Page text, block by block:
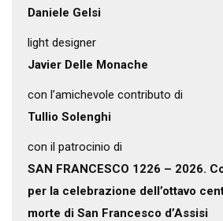
Daniele Gelsi
light designer
Javier Delle Monache
con l’amichevole contributo di
Tullio Solenghi
con il patrocinio di
SAN FRANCESCO 1226 – 2026.
per la celebrazione dell’ottavo
morte di San Francesco d’Assisi